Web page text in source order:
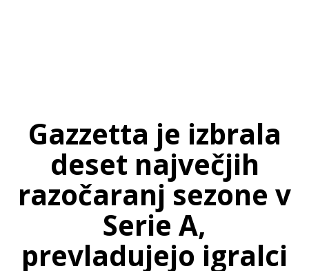
Gazzetta je izbrala
deset največjih
razočaranj sezone v
Serie A,
prevladujejo igralci